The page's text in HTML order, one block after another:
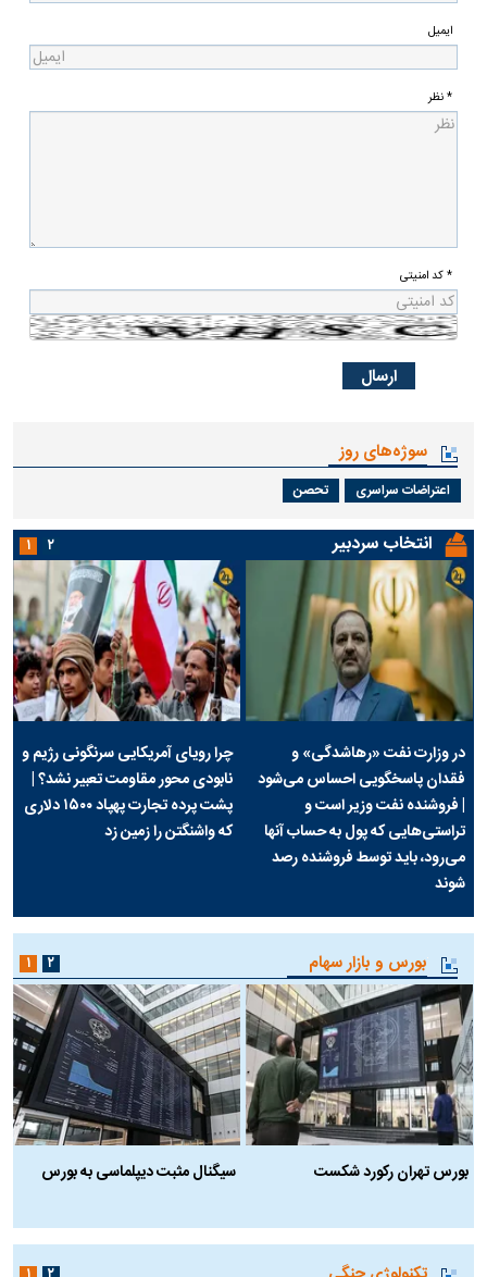
ایمیل
* نظر
* کد امنیتی
سوژه‌های روز
اعتراضات سراسری تحصن
انتخاب سردبیر
در وزارت نفت «رهاشدگی» و
فقدان پاسخگویی احساس می‌شود
| فروشنده نفت وزیر است و
تراستی‌هایی که پول به حساب آنها
می‌رود، باید توسط فروشنده رصد
شوند
چرا رویای آمریکایی سرنگونی رژیم و
نابودی محور مقاومت تعبیر نشد؟ |
پشت پرده تجارت پهپاد‌ ۱۵۰۰ دلاری
که واشنگتن را زمین زد
۱ ۲
بورس و بازار سهام
بورس تهران رکورد شکست
سیگنال مثبت دیپلماسی به بورس
۱ ۲